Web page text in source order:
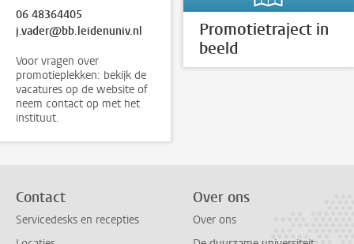
06 48364405
j.vader@bb.leidenuniv.nl
Voor vragen over
promotieplekken: bekijk de
vacatures op de website of
neem contact op met het
instituut.
Promotietraject in
beeld
Contact
Servicedesks en recepties
Over ons
Over ons